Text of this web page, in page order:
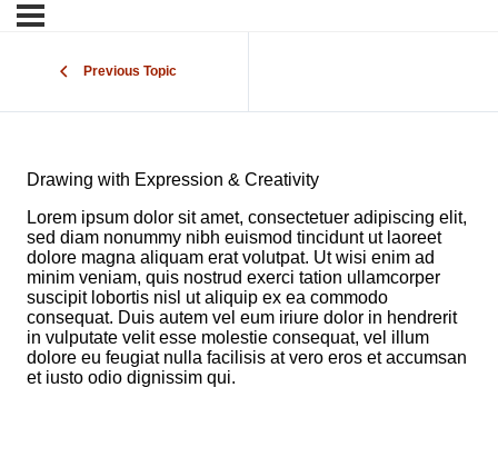
Previous Topic
Drawing with Expression & Creativity
Lorem ipsum dolor sit amet, consectetuer adipiscing elit,
sed diam nonummy nibh euismod tincidunt ut laoreet
dolore magna aliquam erat volutpat. Ut wisi enim ad
minim veniam, quis nostrud exerci tation ullamcorper
suscipit lobortis nisl ut aliquip ex ea commodo
consequat. Duis autem vel eum iriure dolor in hendrerit
in vulputate velit esse molestie consequat, vel illum
dolore eu feugiat nulla facilisis at vero eros et accumsan
et iusto odio dignissim qui.